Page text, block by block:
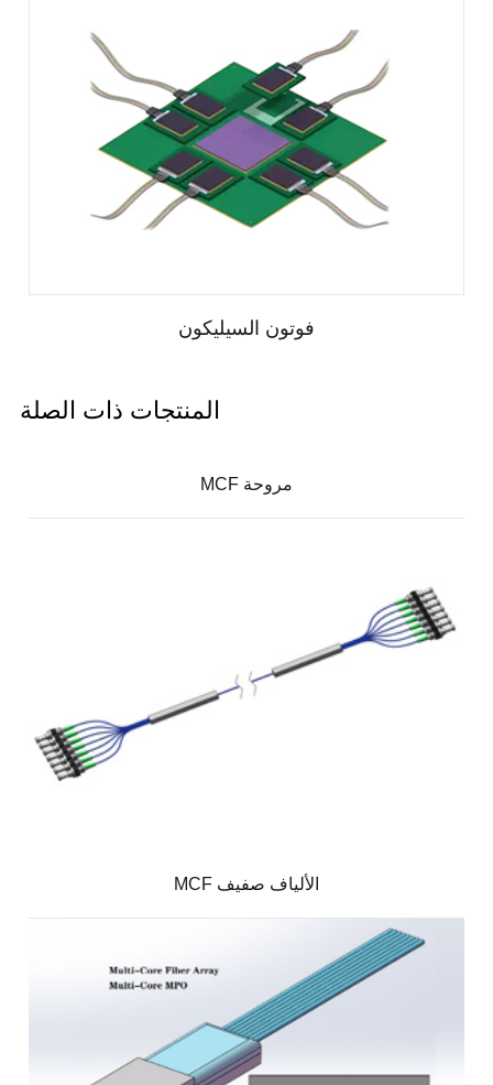
فوتون السيليكون
المنتجات ذات الصلة
MCF مروحة
MCF الألياف صفيف